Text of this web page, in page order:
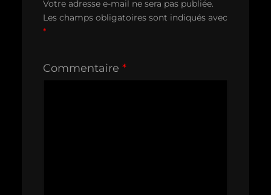
Votre adresse e-mail ne sera pas publiée.
Les champs obligatoires sont indiqués avec
*
Commentaire *